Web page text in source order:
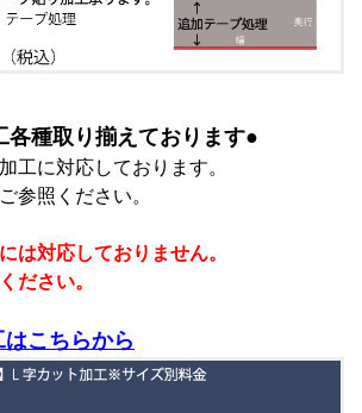
各種取り揃えております●
工に対応しております。
参照ください。
は対応しておりません。
ださい。
こちらから